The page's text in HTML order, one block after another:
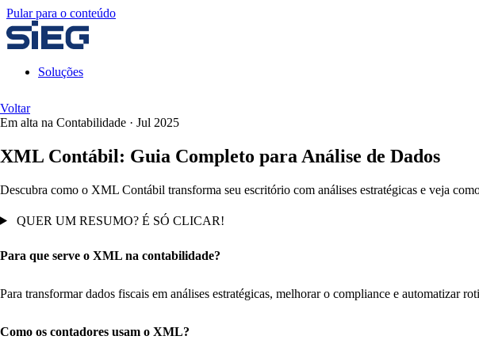
Pular para o conteúdo
Soluções
Voltar
Em alta na Contabilidade · Jul 2025
XML Contábil: Guia Completo para Análise de Dados
Descubra como o XML Contábil transforma seu escritório com análises estratégicas e veja
QUER UM RESUMO? É SÓ CLICAR!
Para que serve o XML na contabilidade?
Para transformar dados fiscais em análises estratégicas, melhorar o compliance e automatizar
Como os contadores usam o XML?